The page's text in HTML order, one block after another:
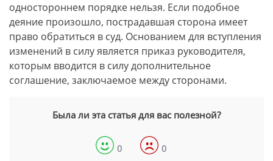
одностороннем порядке нельзя. Если подобное
деяние произошло, пострадавшая сторона имеет
право обратиться в суд. Основанием для вступления
изменений в силу является приказ руководителя,
которым вводится в силу дополнительное
соглашение, заключаемое между сторонами.
Была ли эта статья для вас полезной?
0 0